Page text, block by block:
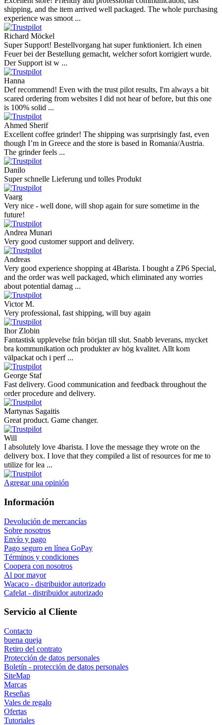
shipping, and the item arrived well packaged. The whole purchasing
experience was smoot ...
Richard Möckel
Super Support! Bestellvorgang hat super funktioniert. Ich einen
Feuer bei der Bestellung gemacht, welcher sofort korrigiert wurde.
Der Support ist w ...
Hanna
Def recommend! Even with the trust pilot results, I'm always a bit
scared ordering from websites I did not hear of before, but this one
is 100% solid ...
Ahmed Sherif
Excellent coffee grinder! The shipping was surprisingly fast, even
though I’m in Greece and the store is based in Romania/Austria.
The grinder feels ...
Danilo
Super schnelle Lieferung und tolles Produkt
Vaarg
Very nice - well done, will shop again for sure sometime in the
future!
Andrea Munari
Very good customer support and delivery.
Andreas
Very good experience shopping at 4Barista. I bought a ZP6 Special,
and the order was well packaged, which eliminated any worries
about potential damag ...
Victor M.
Very professional, fast shipping, will buy again
Ihor Zlobin
Fantastisk upplevelse från början till slut. Snabb leverans, mycket
bra kommunikation och produkter av hög kvalitet. Allt kom
välpackat och i perf ...
George Staf
Fast delivery. Good communication and feedback throughout the
order procedure and delivery.
Martynas Sagaitis
Great product. Game changer.
Will
I absolutely love 4barista. I love the message they wrote on the
delivery box. I love that they compiled a list of resources for me to
utilize for lea ...
Agregar una opinión
Información
Devolución de mercancías
Sobre nosotros
Envío y pago
Pago seguro en línea GoPay
Términos y condiciones
Coopera con nosotros
Al por mayor
Wacaco - distribuidor autorizado
Cafelat - distribuidor autorizado
Servicio al Cliente
Contacto
buena queja
Retiro del contrato
Protección de datos personales
Boletín - protección de datos personales
SiteMap
Marcas
Reseñas
Vales de regalo
Ofertas
Tutoriales